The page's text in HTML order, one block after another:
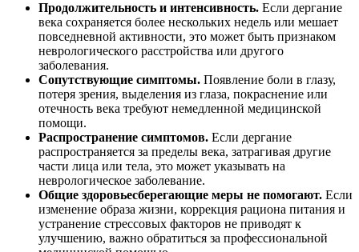
Продолжительность и интенсивность. Если дергание
века сохраняется более нескольких недель или мешает
повседневной активности, это может быть признаком
неврологического расстройства или другого
заболевания.
Сопутствующие симптомы. Появление боли в глазу,
потеря зрения, выделения из глаза, покраснение или
отечность века требуют немедленной медицинской
помощи.
Распространение симптомов. Если дергание
распространяется за пределы века, затрагивая другие
части лица или тела, это может указывать на
неврологическое заболевание.
Общие здоровьесберегающие меры не помогают. Если
изменение образа жизни, коррекция рациона питания и
устранение стрессовых факторов не приводят к
улучшению, важно обратиться за профессиональной